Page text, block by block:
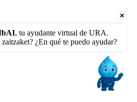
, tu ayudante virtual de URA.
¿En qué te puedo ayudar?